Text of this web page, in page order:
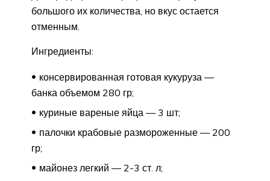
большого их количества, но вкус остается
отменным.
Ингредиенты:
консервированная готовая кукуруза —
банка объемом 280 гр;
куриные вареные яйца — 3 шт;
палочки крабовые размороженные — 200
гр;
майонез легкий — 2-3 ст. л;